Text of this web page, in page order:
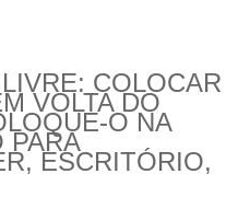
COLOCAR
VOLTA DO
O NA
PARA
ESCRITÓRIO,